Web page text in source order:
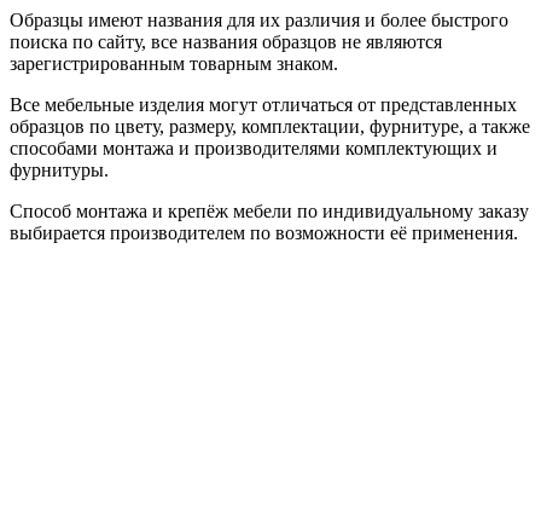
Образцы имеют названия для их различия и более быстрого
поиска по сайту, все названия образцов не являются
зарегистрированным товарным знаком.
Все мебельные изделия могут отличаться от представленных
образцов по цвету, размеру, комплектации, фурнитуре, а также
способами монтажа и производителями комплектующих и
фурнитуры.
Способ монтажа и крепёж мебели по индивидуальному заказу
выбирается производителем по возможности её применения.